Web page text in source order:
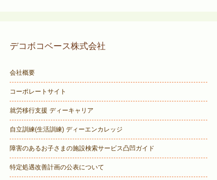
デコボコベース株式会社
会社概要
コーポレートサイト
就労移行支援 ディーキャリア
自立訓練(生活訓練) ディーエンカレッジ
障害のあるお子さまの施設検索サービス凸凹ガイド
特定処遇改善計画の公表について